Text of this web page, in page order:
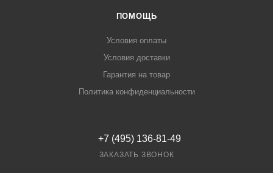
ПОМОЩЬ
Условия оплаты
Условия доставки
Гарантия на товар
Политика конфиденциальности
+7 (495) 136-81-49
ЗАКАЗАТЬ ЗВОНОК